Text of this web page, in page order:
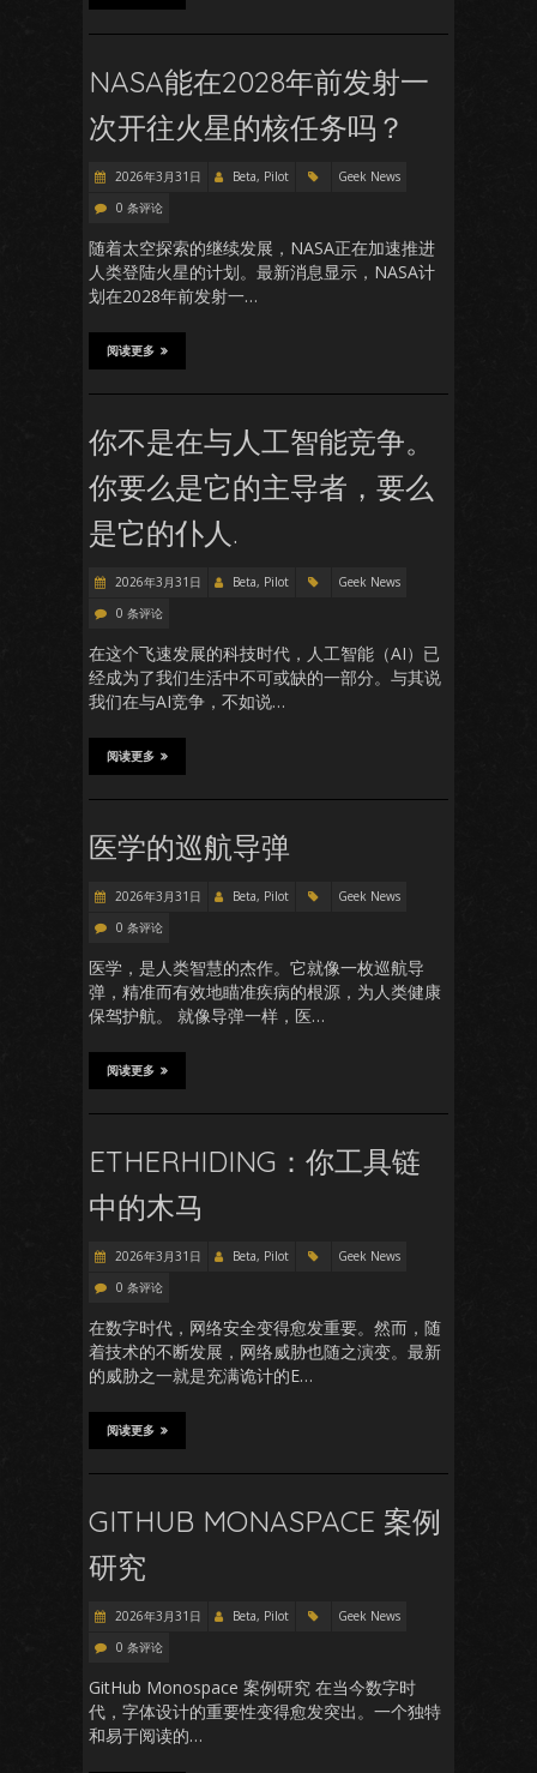
NASA能在2028年前发射一
次开往火星的核任务吗？
2026年3月31日 Beta, Pilot
Geek News
0 条评论
随着太空探索的继续发展，NASA正在加速推进
人类登陆火星的计划。最新消息显示，NASA计
划在2028年前发射一…
阅读更多
你不是在与人工智能竞争。
你要么是它的主导者，要么
是它的仆人.
2026年3月31日 Beta, Pilot
Geek News
0 条评论
在这个飞速发展的科技时代，人工智能（AI）已
经成为了我们生活中不可或缺的一部分。与其说
我们在与AI竞争，不如说…
阅读更多
医学的巡航导弹
2026年3月31日 Beta, Pilot
Geek News
0 条评论
医学，是人类智慧的杰作。它就像一枚巡航导
弹，精准而有效地瞄准疾病的根源，为人类健康
保驾护航。 就像导弹一样，医…
阅读更多
ETHERHIDING：你工具链
中的木马
2026年3月31日 Beta, Pilot
Geek News
0 条评论
在数字时代，网络安全变得愈发重要。然而，随
着技术的不断发展，网络威胁也随之演变。最新
的威胁之一就是充满诡计的E…
阅读更多
GITHUB MONASPACE 案例
研究
2026年3月31日 Beta, Pilot
Geek News
0 条评论
GitHub Monospace 案例研究 在当今数字时
代，字体设计的重要性变得愈发突出。一个独特
和易于阅读的…